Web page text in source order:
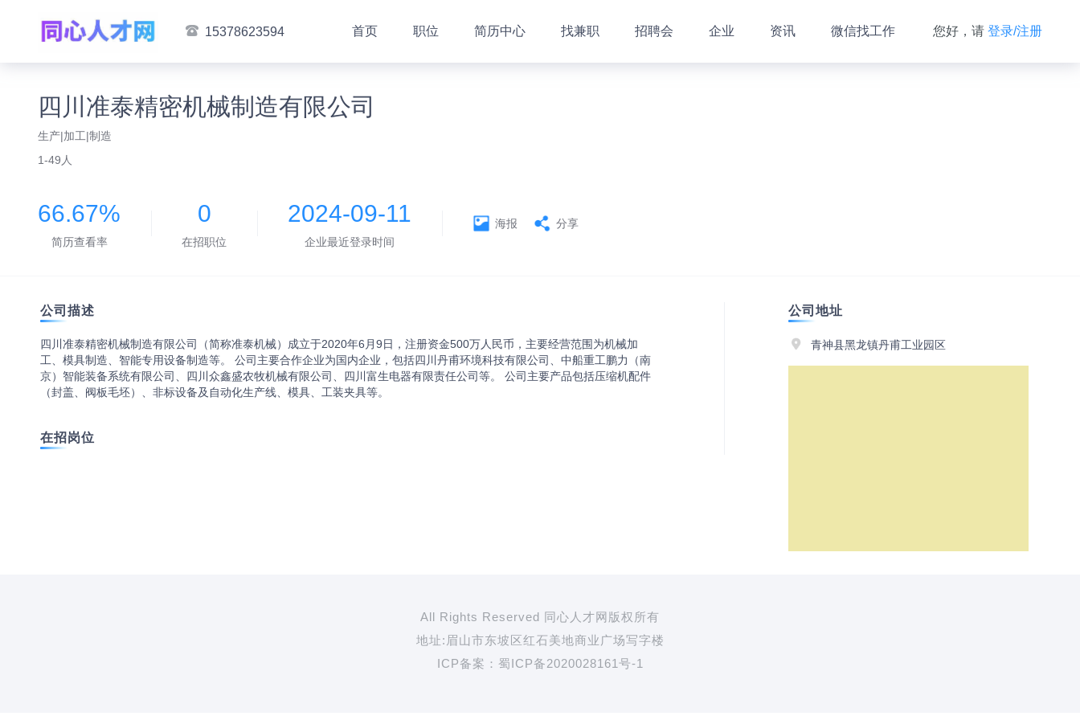
15378623594 首页 职位 简历中心 找兼职 招聘会 企业 资讯 微信找工作 您好，请 登录/注册
四川准泰精密机械制造有限公司
生产|加工|制造
1-49人
66.67%
简历查看率
0
在招职位
2024-09-11
企业最近登录时间
海报 分享
公司描述
四川准泰精密机械制造有限公司（简称准泰机械）成立于2020年6月9日，注册资金500万人民币，主要经营范围为机械加
工、模具制造、智能专用设备制造等。 公司主要合作企业为国内企业，包括四川丹甫环境科技有限公司、中船重工鹏力（南
京）智能装备系统有限公司、四川众鑫盛农牧机械有限公司、四川富生电器有限责任公司等。 公司主要产品包括压缩机配件
（封盖、阀板毛坯）、非标设备及自动化生产线、模具、工装夹具等。
在招岗位
公司地址
青神县黑龙镇丹甫工业园区
All Rights Reserved 同心人才网版权所有
地址:眉山市东坡区红石美地商业广场写字楼
ICP备案： 蜀ICP备2020028161号-1